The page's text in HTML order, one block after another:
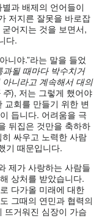
과 배제의 언어들이
저지른 잘못을 바로잡
어지는 것을 보면서,
다.
니야.”라는 말을 들었
과될때마다 박수치거
아니라고 계속해서 대의
주), 저는 그렇게 했어야
교회를 만들기 위한 변
듭니다. 어려움을 극
뒤집은 것만을 축하하
싸우고 노력한 사람
기 때문입니다.
제가 사랑하는 사람들
상처를 받았습니다.
다가올 미래에 대한
그때의 연민과 협력의
뜨거워진 심장이 가슴